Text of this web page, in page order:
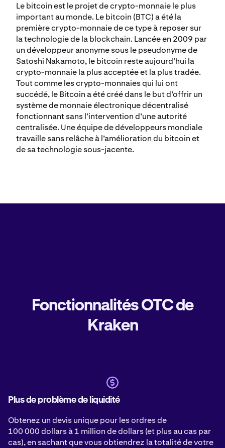
Le bitcoin est le projet de crypto-monnaie le plus
important au monde. Le bitcoin (BTC) a été la
première crypto-monnaie de ce type à reposer sur
la technologie de la blockchain. Lancée en 2009 par
un développeur anonyme sous le pseudonyme de
Satoshi Nakamoto, le bitcoin reste aujourd’hui la
crypto-monnaie la plus acceptée et la plus tradée.
Tout comme les crypto-monnaies qui lui ont
succédé, le Bitcoin a été créé dans le but d’offrir un
système de monnaie électronique décentralisé
fonctionnant sans l’intervention d’une autorité
centralisée. Une équipe de développeurs mondiale
travaille sans relâche à l’amélioration du bitcoin et
de sa technologie sous-jacente.
Fonctionnalités OTC de
Kraken
Plus de problème de liquidité
Obtenez un devis unique pour les ordres de
100 000 dollars à 1 million de dollars (et plus au cas par
cas), en sachant que vous obtiendrez la totalité de votre